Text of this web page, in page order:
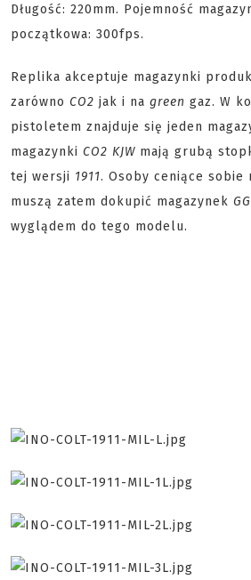
Długość: 220mm. Pojemność
początkowa: 300fps.
Replika akceptuje magazynki
zarówno CO2 jak i na green gaz. W
pistoletem znajduje się jeden
magazynki CO2 KJW mają grubą
tej wersji 1911. Osoby ceniące sobie
muszą zatem dokupić magazynek GG
wyglądem do tego modelu.